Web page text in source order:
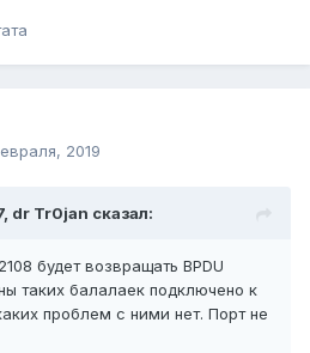
2019
dr Tr0jan сказал:
будет возвращать BPDU
таких балалаек подключено к
проблем с ними нет. Порт не